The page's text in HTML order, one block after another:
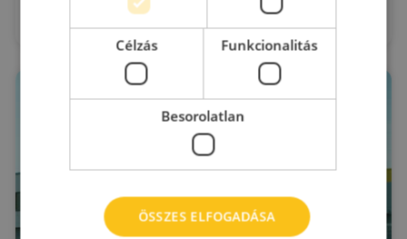
Kiadó raktár : 50 - 900 m
Célzás Funkcionalitás
Besorolatlan
ÖSSZES ELFOGADÁSA